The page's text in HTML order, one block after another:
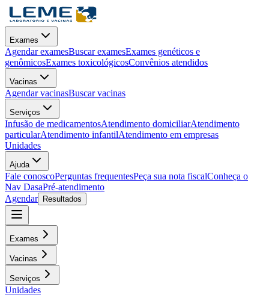
Exames
Agendar examesBuscar examesExames genéticos e
genômicosExames toxicológicosConvênios atendidos
Vacinas
Agendar vacinasBuscar vacinas
Serviços
Infusão de medicamentosAtendimento domiciliarAtendimento
particularAtendimento infantilAtendimento em empresas
Unidades
Ajuda
Fale conoscoPerguntas frequentesPeça sua nota fiscalConheça o
Nav DasaPré-atendimento
Agendar
Resultados
Exames
Vacinas
Serviços
Unidades